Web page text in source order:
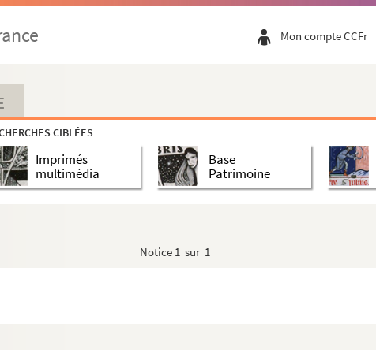
Mon compte CCFr
CIBLÉES
Imprimés
multimédia
Base
Patrimoine
Notice 1 sur 1